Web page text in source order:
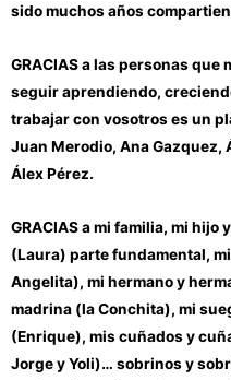
sido muchos años
GRACIAS a las personas
seguir aprendiendo,
trabajar con vosotros es un
Juan Merodio, Ana Gazquez,
Álex Pérez.
GRACIAS a mi familia, mi
(Laura) parte fundamental,
Angelita), mi hermano y
madrina (la Conchita), mi
(Enrique), mis cuñados y
Jorge y Yoli)… sobrinos y